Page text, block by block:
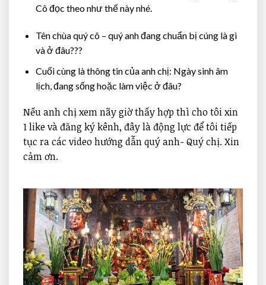
Cô đọc theo như thế này nhé.
Tên chùa quý cô – quý anh đang chuẩn bị cúng là gì
và ở đâu???
Cuối cùng là thông tin của anh chị: Ngày sinh âm
lịch, đang sống hoặc làm việc ở đâu?
Nếu anh chị xem nãy giờ thấy hợp thì cho tôi xin
1 like và đăng ký kênh, đây là động lực để tôi tiếp
tục ra các video hướng dẫn quý anh- Quý chị. Xin
cảm ơn.